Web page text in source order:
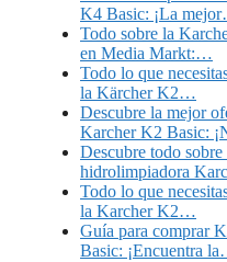
K4 Basic: ¡La
Todo sobre la
en Media Markt:…
Todo lo que
la Kärcher K2…
Descubre la mejor
Karcher K2 Basic:
Descubre todo sobre
hidrolimpiadora
Todo lo que
la Karcher K2…
Guía para comprar
Basic: ¡Encuentra